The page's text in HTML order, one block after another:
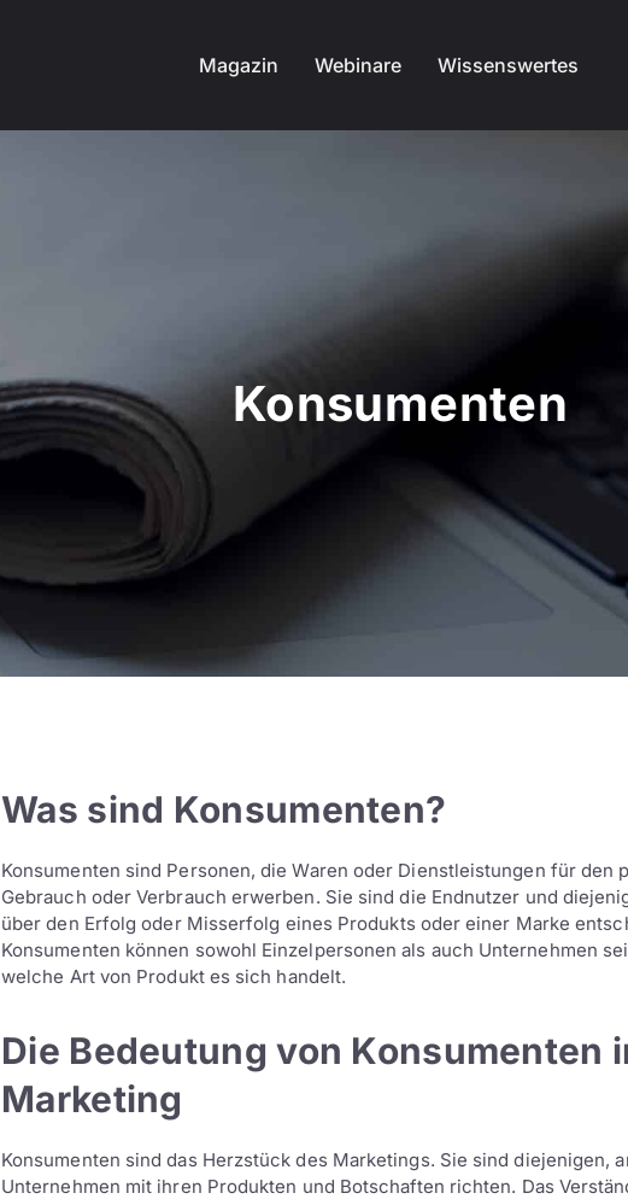
Magazin Webinare Wissenswertes
Konsumenten
Was sind Konsumenten?
Konsumenten sind Personen, die Waren oder Dienstleistungen für den
Gebrauch oder Verbrauch erwerben. Sie sind die Endnutzer und
über den Erfolg oder Misserfolg eines Produkts oder einer Marke
Konsumenten können sowohl Einzelpersonen als auch Unternehmen
welche Art von Produkt es sich handelt.
Die Bedeutung von Konsumenten
Marketing
Konsumenten sind das Herzstück des Marketings. Sie sind diejenigen,
Unternehmen mit ihren Produkten und Botschaften richten. Das